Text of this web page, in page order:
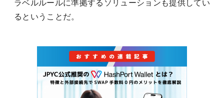
ラベルルールに準拠するソリューションも提供してい
るということだ。